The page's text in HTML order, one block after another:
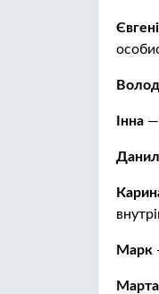
Інна —
Марк
Марта